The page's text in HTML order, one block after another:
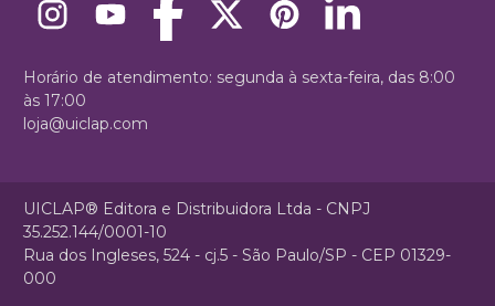
Horário de atendimento: segunda à sexta-feira, das 8:00
às 17:00
loja@uiclap.com
UICLAP® Editora e Distribuidora Ltda - CNPJ
35.252.144/0001-10
Rua dos Ingleses, 524 - cj.5 - São Paulo/SP - CEP 01329-
000